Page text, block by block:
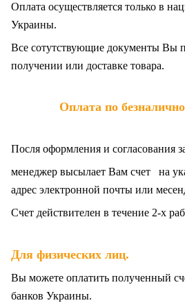
Оплата осуществляется только в
Украины.
Все сотутствующие документы Вы
получении или доставке товара.
Оплата по
Посля оформления и согласования
менеджер высылает Вам счет на
адрес электронной почты или
Счет действителен в течение 2-х
Для физических лиц.
Вы можете оплатить полученный
банков Украины.